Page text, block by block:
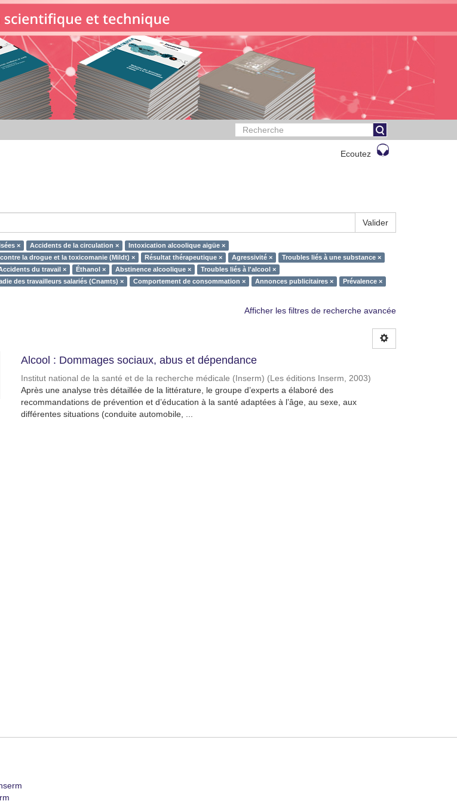
Ecoutez
Valider
× Accidents de la circulation ×
Intoxication alcoolique aigüe ×
la drogue et la toxicomanie (Mildt) ×
Résultat thérapeutique × Agressivité ×
Troubles liés à une substance ×
du travail × Éthanol × Abstinence alcoolique ×
Troubles liés à l'alcool ×
des travailleurs salariés (Cnamts) ×
Comportement de consommation × Annonces publicitaires ×
Prévalence ×
Afficher les filtres de recherche avancée
Alcool : Dommages sociaux, abus et dépendance
Institut national de la santé et de la recherche médicale (Inserm) (Les éditions Inserm, 2003)
Après une analyse très détaillée de la littérature, le groupe d’experts a élaboré des
recommandations de prévention et d’éducation à la santé adaptées à l’âge, au sexe, aux
différentes situations (conduite automobile, ...